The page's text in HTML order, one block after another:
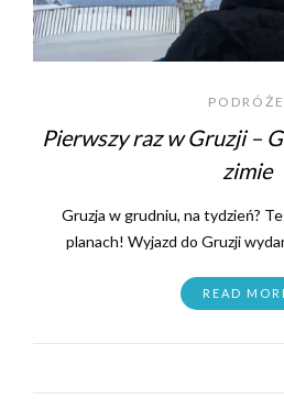
PODRÓŻE
Pierwszy raz w Gruzji –
zimie
Gruzja w grudniu, na tydzień?
planach! Wyjazd do Gruzji
READ